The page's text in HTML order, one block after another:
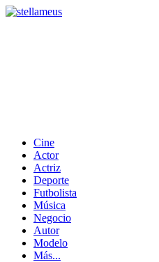
Cine
Actor
Actriz
Deporte
Futbolista
Música
Negocio
Autor
Modelo
Más...